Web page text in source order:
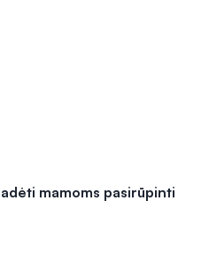
mamoms pasirūpinti